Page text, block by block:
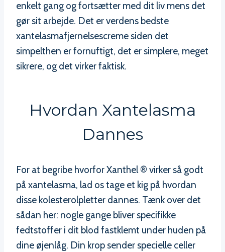
enkelt gang og fortsætter med dit liv mens det
gør sit arbejde. Det er verdens bedste
xantelasmafjernelsescreme siden det
simpelthen er fornuftigt, det er simplere, meget
sikrere, og det virker faktisk.
Hvordan Xantelasma
Dannes
For at begribe hvorfor Xanthel ® virker så godt
på xantelasma, lad os tage et kig på hvordan
disse kolesterolpletter dannes. Tænk over det
sådan her: nogle gange bliver specifikke
fedtstoffer i dit blod fastklemt under huden på
dine øjenlåg. Din krop sender specielle celler